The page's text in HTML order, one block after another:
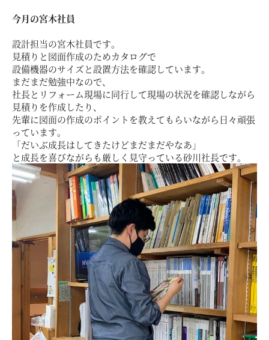
香木家通信
お客様の声
ムービー
リノベーション
ペレットストーブ
よくある質問
会社情報
今月の宮木社員
設計担当の宮木社員です。
見積りと図面作成のためカタログで
設備機器のサイズと設置方法を確認しています。
まだまだ勉強中なので、
社長とリフォーム現場に同行して現場の状況を確認しながら
見積りを作成したり、
先輩に図面の作成のポイントを教えてもらいながら日々頑張
っています。
「だいぶ成長はしてきたけどまだまだやなあ」
と成長を喜びながらも厳しく見守っている砂川社長です。